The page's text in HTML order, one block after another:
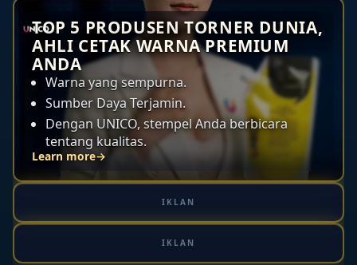
TOP 5 PRODUSEN TORNER DUNIA,
AHLI CETAK WARNA PREMIUM
ANDA
Warna yang sempurna.
Sumber Daya Terjamin.
Dengan UNICO, stempel Anda berbicara
tentang kualitas.
Learn more→
IKLAN
IKLAN